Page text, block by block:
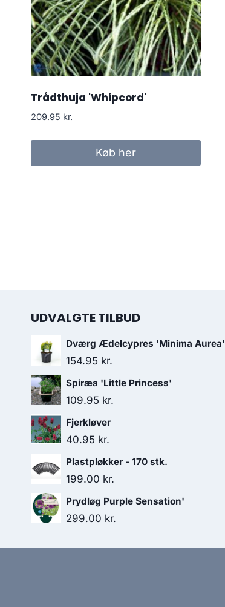
Trådthuja 'Whipcord'
209.95 kr.
Køb her
UDVALGTE TILBUD
Dværg Ædelcypres 'Minima Aurea'
154.95 kr.
Spiræa 'Little Princess'
109.95 kr.
Fjerkløver
40.95 kr.
Plastpløkker - 170 stk.
199.00 kr.
Prydløg Purple Sensation'
299.00 kr.